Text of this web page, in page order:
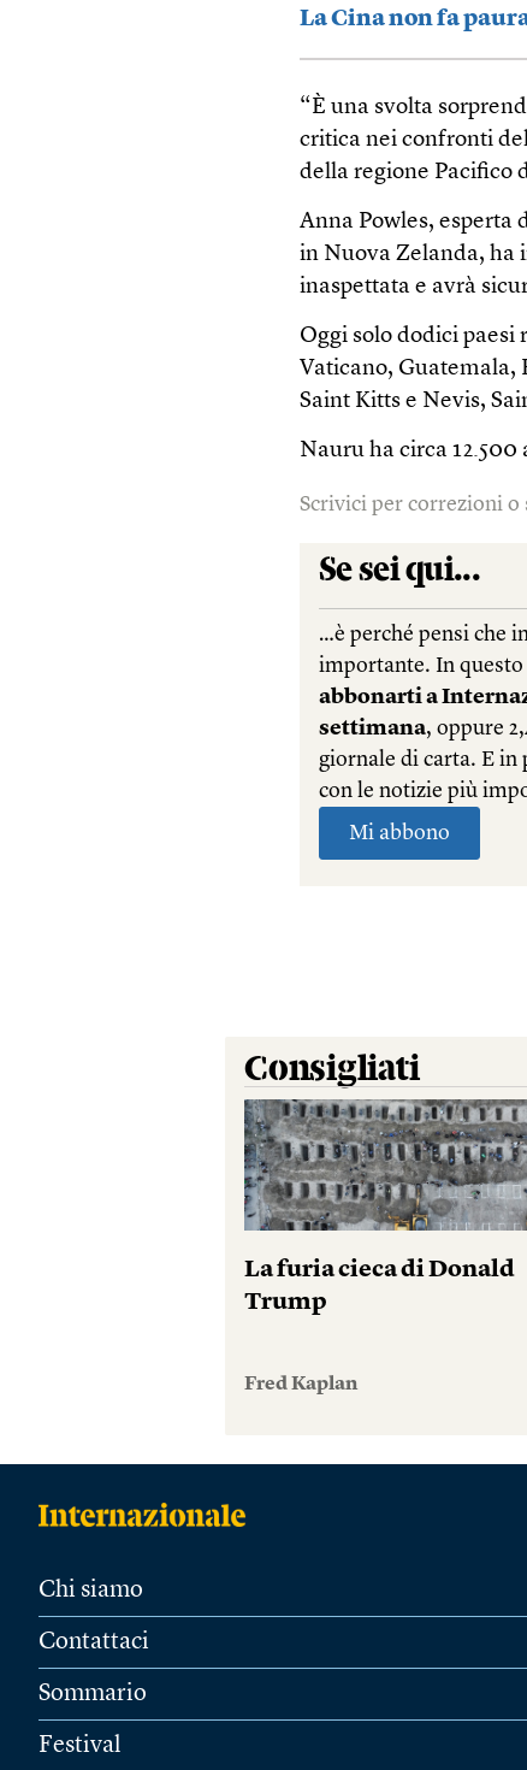
La Cina non fa
“È una svolta
critica nei confronti
della regione Pacifico
Anna Powles, esperta
in Nuova Zelanda, ha
inaspettata e avrà
Oggi solo dodici
Vaticano, Guatemala,
Saint Kitts e Nevis,
Nauru ha circa
Scrivici per correzioni
Consigliati
La furia cieca di Donald
Trump
Fred Kaplan
Chi siamo
Contattaci
Sommario
Festival